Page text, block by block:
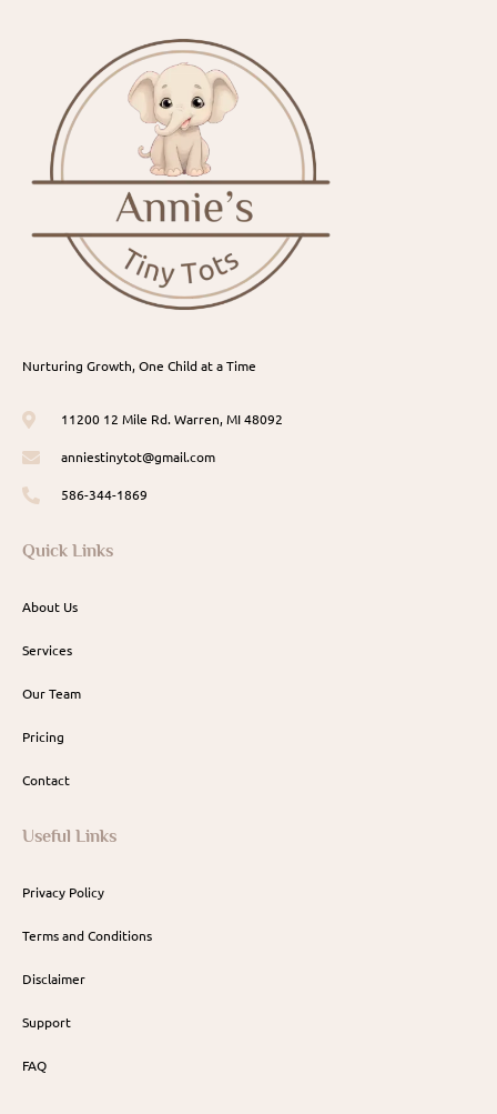
Nurturing Growth, One Child at a Time
11200 12 Mile Rd. Warren, MI 48092
anniestinytot@gmail.com
586-344-1869
Quick Links
About Us
Services
Our Team
Pricing
Contact
Useful Links
Privacy Policy
Terms and Conditions
Disclaimer
Support
FAQ